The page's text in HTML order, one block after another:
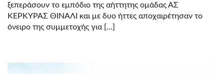
ξεπεράσουν το εμπόδιο της αήττητης ομάδας ΑΣ
ΚΈΡΚΥΡΑΣ ΘΙΝΑΛΙ και με δυο ήττες αποχαιρέτησαν το
όνειρο της συμμετοχής για […]